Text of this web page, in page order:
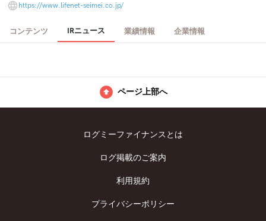
https://www.lifenet-seimei.co.jp/
コンテンツ IRニュース 業績情報 企業情報
ページ上部へ
ログミーファイナンスとは
ログ掲載のご案内
利用規約
プライバシーポリシー